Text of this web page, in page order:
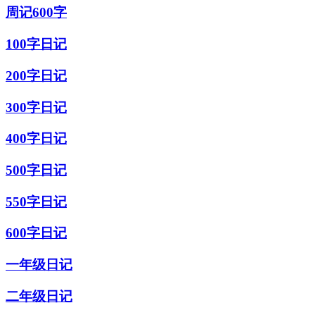
周记600字
100字日记
200字日记
300字日记
400字日记
500字日记
550字日记
600字日记
一年级日记
二年级日记